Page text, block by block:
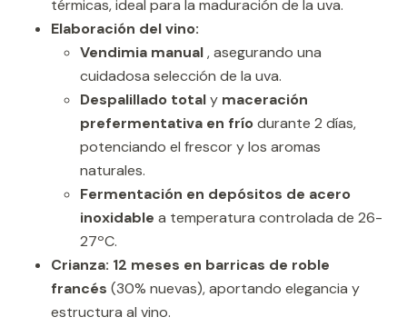
térmicas, ideal para la maduración de la uva.
Elaboración del vino:
Vendimia manual, asegurando una
cuidadosa selección de la uva.
Despalillado totaly maceración
prefermentativa en fríodurante 2 días,
potenciando el frescor y los aromas
naturales.
Fermentación en depósitos de acero
inoxidable a temperatura controlada de 26-
27ºC.
Crianza: 12 meses en barricas de roble
francés (30% nuevas), aportando elegancia y
estructura al vino.